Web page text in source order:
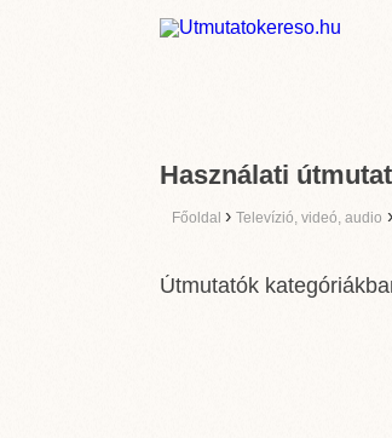
Használati
Főoldal › Televízió, videó, audio ›
Útmutatók